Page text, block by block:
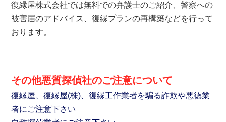
復縁屋株式会社では無料での弁護士のご紹介、警察への
被害届のアドバイス、復縁プランの再構築などを行って
おります。
その他悪質探偵社のご注意について
復縁屋、復縁屋(株)、復縁工作業者を騙る詐欺や悪徳業
者にご注意下さい